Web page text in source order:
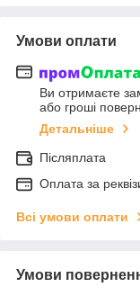
Умови оплати
Ви отримаєте
або гроші
Детальніше
Післяплата
Оплата за
Всі умови оплати
Умови